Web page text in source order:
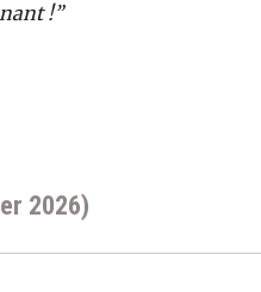
!”
2026)